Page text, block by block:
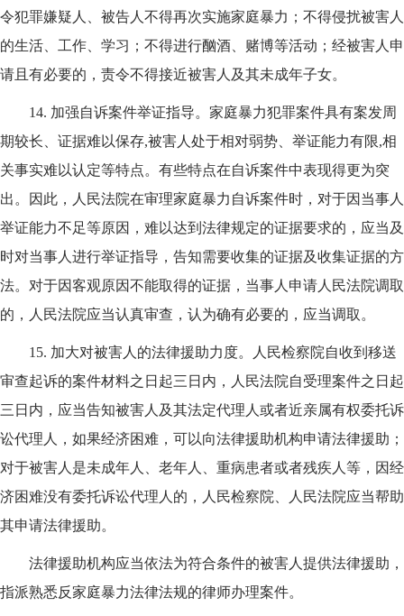
令犯罪嫌疑人、被告人不得再次实施家庭暴力；不得侵扰被害人
的生活、工作、学习；不得进行酗酒、赌博等活动；经被害人申
请且有必要的，责令不得接近被害人及其未成年子女。
14. 加强自诉案件举证指导。家庭暴力犯罪案件具有案发周
期较长、证据难以保存,被害人处于相对弱势、举证能力有限,相
关事实难以认定等特点。有些特点在自诉案件中表现得更为突
出。因此，人民法院在审理家庭暴力自诉案件时，对于因当事人
举证能力不足等原因，难以达到法律规定的证据要求的，应当及
时对当事人进行举证指导，告知需要收集的证据及收集证据的方
法。对于因客观原因不能取得的证据，当事人申请人民法院调取
的，人民法院应当认真审查，认为确有必要的，应当调取。
15. 加大对被害人的法律援助力度。人民检察院自收到移送
审查起诉的案件材料之日起三日内，人民法院自受理案件之日起
三日内，应当告知被害人及其法定代理人或者近亲属有权委托诉
讼代理人，如果经济困难，可以向法律援助机构申请法律援助；
对于被害人是未成年人、老年人、重病患者或者残疾人等，因经
济困难没有委托诉讼代理人的，人民检察院、人民法院应当帮助
其申请法律援助。
法律援助机构应当依法为符合条件的被害人提供法律援助，
指派熟悉反家庭暴力法律法规的律师办理案件。